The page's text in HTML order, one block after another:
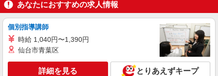
あなたにおすすめの求人情報
個別指導講師
時給 1,040円〜1,390円
仙台市青葉区
詳細を見る とりあえずキープ